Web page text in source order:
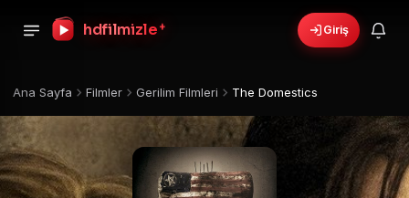
hdfilmizle + Giriş
Ana Sayfa Filmler Gerilim Filmleri The Domestics